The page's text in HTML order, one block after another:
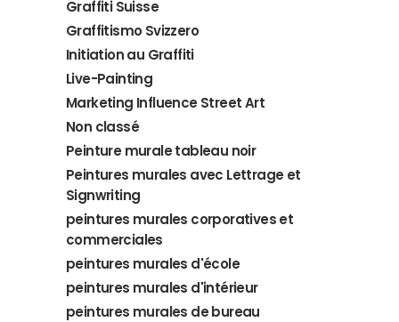
Graffiti Suisse
Graffitismo Svizzero
Initiation au Graffiti
Live-Painting
Marketing Influence Street Art
Non classé
Peinture murale tableau noir
Peintures murales avec Lettrage et
Signwriting
peintures murales corporatives et
commerciales
peintures murales d'école
peintures murales d'intérieur
peintures murales de bureau